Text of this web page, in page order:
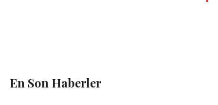
En Son Haberler